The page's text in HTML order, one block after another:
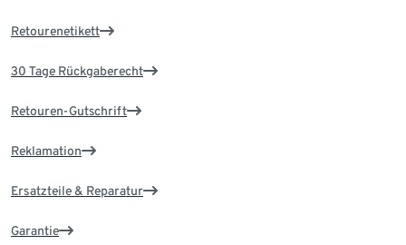
Retourenetikett
30 Tage Rückgaberecht
Retouren-Gutschrift
Reklamation
Ersatzteile & Reparatur
Garantie